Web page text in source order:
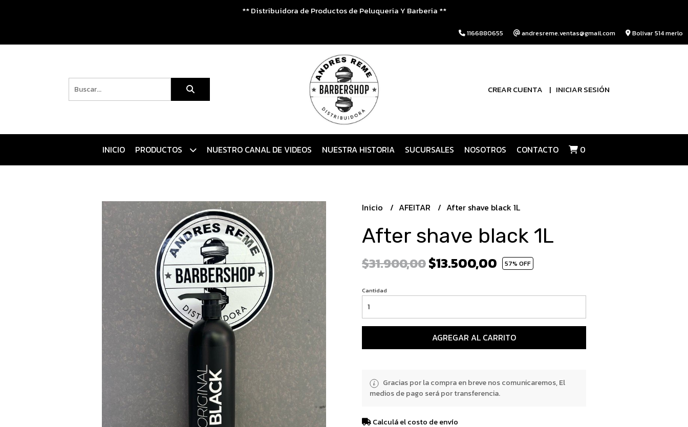
** Distribuidora de Productos de Peluqueria Y Barberia **
1166880655 andresreme.ventas@gmail.com Bolivar 514 merlo
CREAR CUENTA INICIAR SESIÓN
INICIO PRODUCTOS NUESTRO CANAL DE VIDEOS NUESTRA HISTORIA SUCURSALES NOSOTROS CONTACTO 0
Inicio AFEITAR After shave black 1L
After shave black 1L
$31.900,00$13.500,00 57% OFF
Cantidad
AGREGAR AL CARRITO
Gracias por la compra en breve nos comunicaremos, El
medios de pago será por transferencia.
Calculá el costo de envío